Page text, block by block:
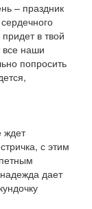
– праздник
в твой
наши
попросить
ждет
с этим
дает